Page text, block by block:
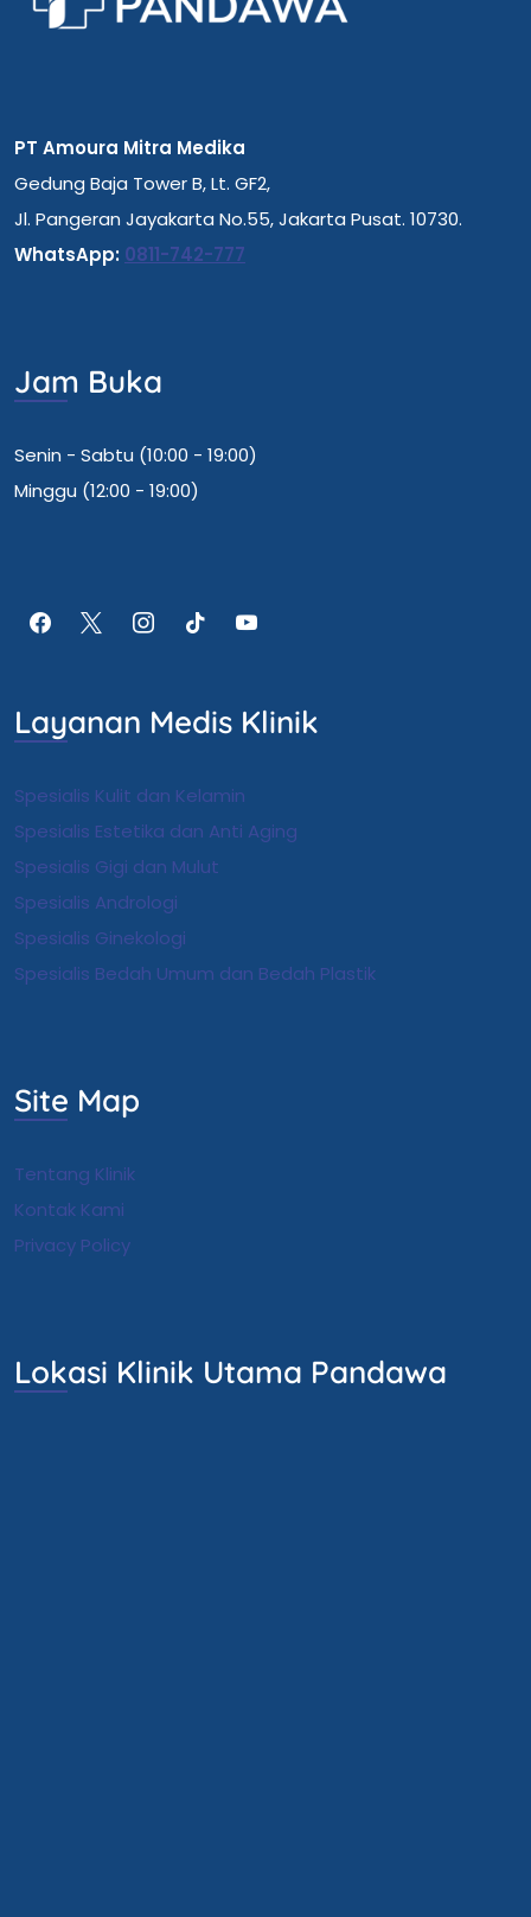
PT Amoura Mitra Medika
Gedung Baja Tower B, Lt. GF2,
Jl. Pangeran Jayakarta No.55, Jakarta Pusat. 10730.
WhatsApp: 0811-742-777
Jam Buka
Senin - Sabtu (10:00 - 19:00)
Minggu (12:00 - 19:00)
Layanan Medis Klinik
Spesialis Kulit dan Kelamin
Spesialis Estetika dan Anti Aging
Spesialis Gigi dan Mulut
Spesialis Andrologi
Spesialis Ginekologi
Spesialis Bedah Umum dan Bedah Plastik
Site Map
Tentang Klinik
Kontak Kami
Privacy Policy
Lokasi Klinik Utama Pandawa